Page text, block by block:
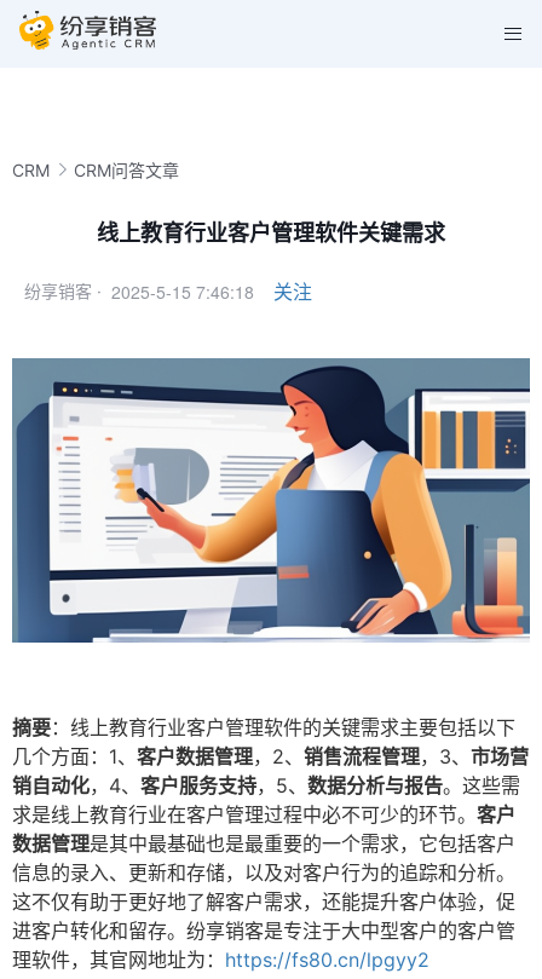
CRM CRM问答文章
线上教育行业客户管理软件关键需求
纷享销客 · 2025-5-15 7:46:18 关注
摘要：线上教育行业客户管理软件的关键需求主要包括以下
几个方面：1、 客户数据管理，2、 销售流程管理，3、 市场营
销自动化，4、 客户服务支持，5、 数据分析与报告。这些需
求是线上教育行业在客户管理过程中必不可少的环节。 客户
数据管理是其中最基础也是最重要的一个需求，它包括客户
信息的录入、更新和存储，以及对客户行为的追踪和分析。
这不仅有助于更好地了解客户需求，还能提升客户体验，促
进客户转化和留存。纷享销客是专注于大中型客户的客户管
理软件，其官网地址为： https://fs80.cn/lpgyy2